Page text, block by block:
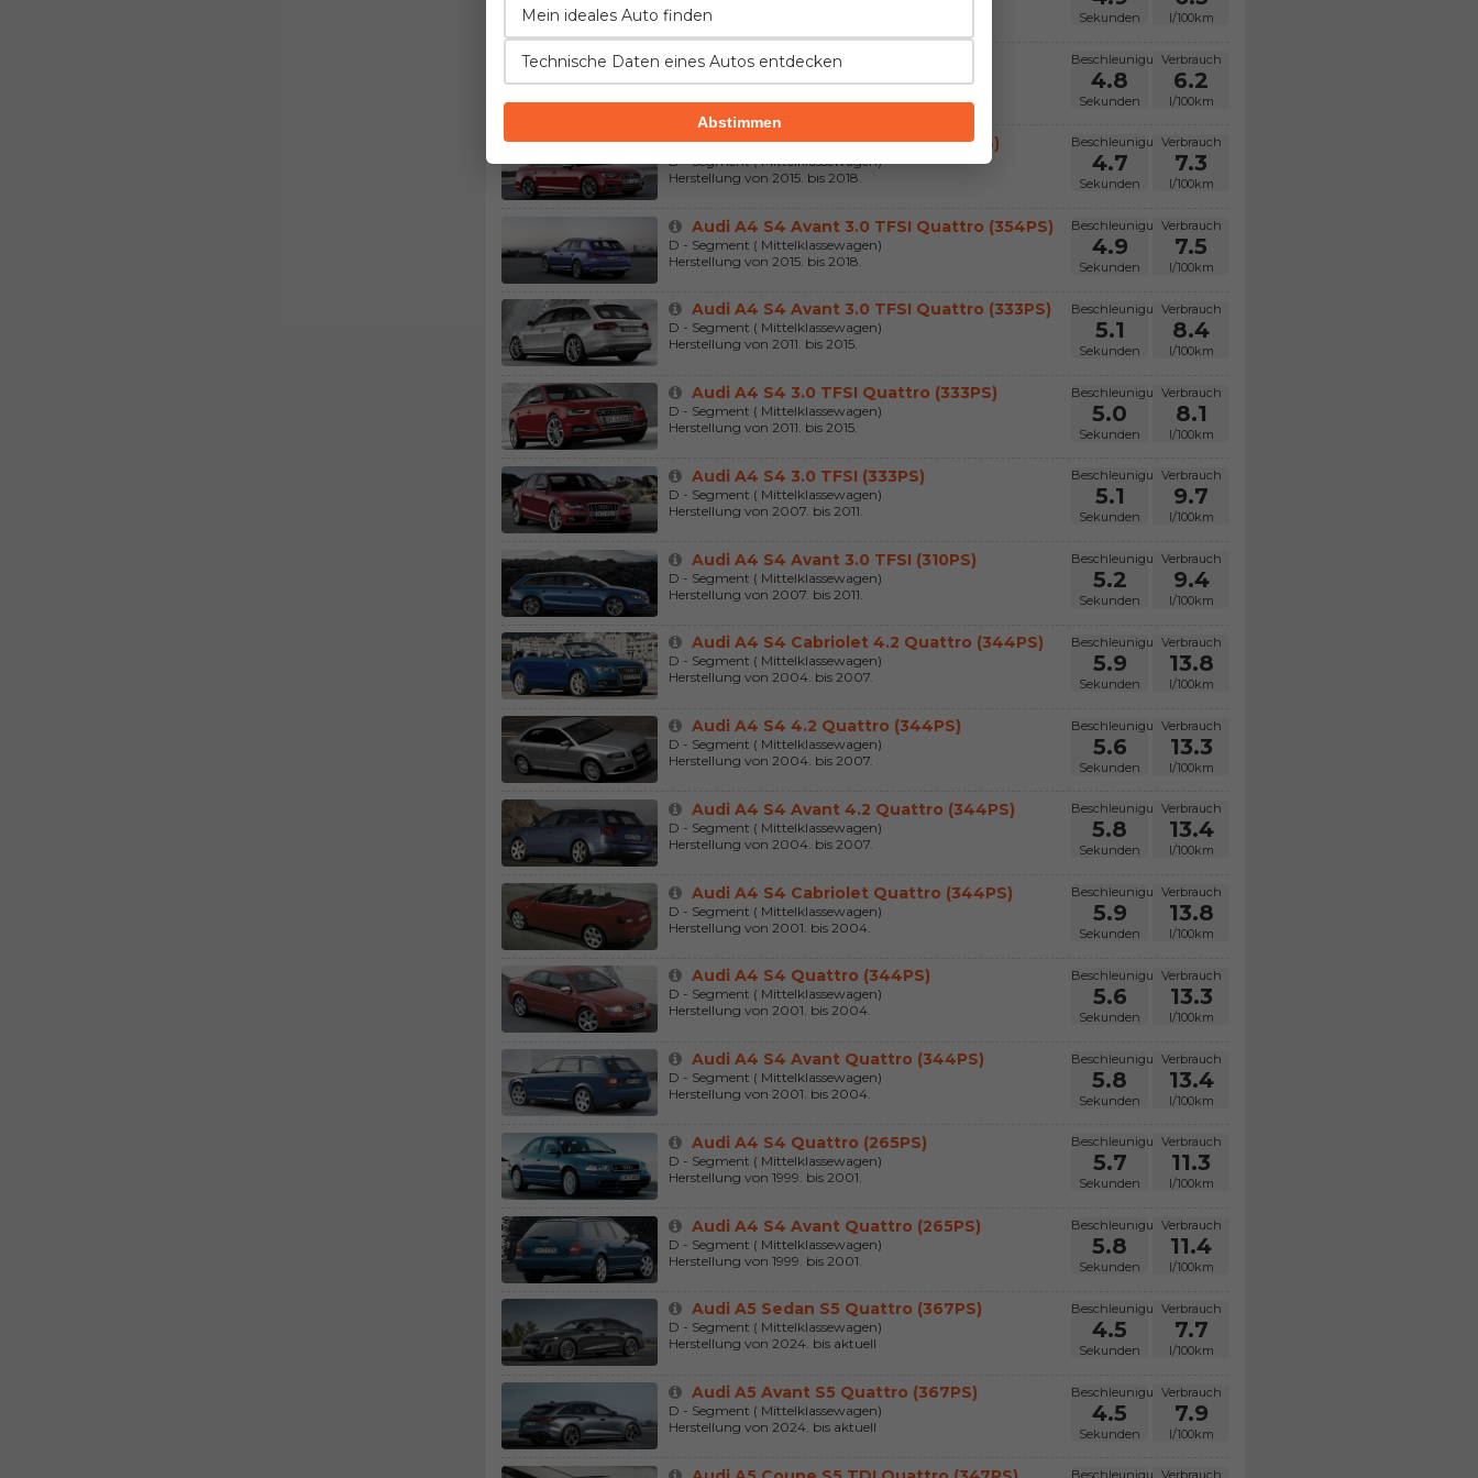
Sekunden l/100km
Herstellung von 2018. bis 2024.
Beschleunigung
4.8
Sekunden
Verbrauch
6.2
l/100km
Audi A4 S4 TDI quattro (347PS)
Beschleunigung
4.7
Sekunden
Verbrauch
7.3
l/100km
Audi A4 S4 3.0 TFSI Quattro (354PS)
D - Segment ( Mittelklassewagen)
Herstellung von 2015. bis 2018.
Beschleunigung
4.9
Sekunden
Verbrauch
7.5
l/100km
Audi A4 S4 Avant 3.0 TFSI Quattro (354PS)
D - Segment ( Mittelklassewagen)
Herstellung von 2015. bis 2018.
Beschleunigung
5.1
Sekunden
Verbrauch
8.4
l/100km
Audi A4 S4 Avant 3.0 TFSI Quattro (333PS)
D - Segment ( Mittelklassewagen)
Herstellung von 2011. bis 2015.
Beschleunigung
5.0
Sekunden
Verbrauch
8.1
l/100km
Audi A4 S4 3.0 TFSI Quattro (333PS)
D - Segment ( Mittelklassewagen)
Herstellung von 2011. bis 2015.
Beschleunigung
5.1
Sekunden
Verbrauch
9.7
l/100km
Audi A4 S4 3.0 TFSI (333PS)
D - Segment ( Mittelklassewagen)
Herstellung von 2007. bis 2011.
Beschleunigung
5.2
Sekunden
Verbrauch
9.4
l/100km
Audi A4 S4 Avant 3.0 TFSI (310PS)
D - Segment ( Mittelklassewagen)
Herstellung von 2007. bis 2011.
Beschleunigung
5.9
Sekunden
Verbrauch
13.8
l/100km
Audi A4 S4 Cabriolet 4.2 Quattro (344PS)
D - Segment ( Mittelklassewagen)
Herstellung von 2004. bis 2007.
Beschleunigung
5.6
Sekunden
Verbrauch
13.3
l/100km
Audi A4 S4 4.2 Quattro (344PS)
D - Segment ( Mittelklassewagen)
Herstellung von 2004. bis 2007.
Beschleunigung
5.8
Sekunden
Verbrauch
13.4
l/100km
Audi A4 S4 Avant 4.2 Quattro (344PS)
D - Segment ( Mittelklassewagen)
Herstellung von 2004. bis 2007.
Beschleunigung
5.9
Sekunden
Verbrauch
13.8
l/100km
Audi A4 S4 Cabriolet Quattro (344PS)
D - Segment ( Mittelklassewagen)
Herstellung von 2001. bis 2004.
Beschleunigung
5.6
Sekunden
Verbrauch
13.3
l/100km
Audi A4 S4 Quattro (344PS)
D - Segment ( Mittelklassewagen)
Herstellung von 2001. bis 2004.
Beschleunigung
5.8
Sekunden
Verbrauch
13.4
l/100km
Audi A4 S4 Avant Quattro (344PS)
D - Segment ( Mittelklassewagen)
Herstellung von 2001. bis 2004.
Beschleunigung
5.7
Sekunden
Verbrauch
11.3
l/100km
Audi A4 S4 Quattro (265PS)
D - Segment ( Mittelklassewagen)
Herstellung von 1999. bis 2001.
Beschleunigung
5.8
Sekunden
Verbrauch
11.4
l/100km
Audi A4 S4 Avant Quattro (265PS)
D - Segment ( Mittelklassewagen)
Herstellung von 1999. bis 2001.
Beschleunigung
4.5
Sekunden
Verbrauch
7.7
l/100km
Audi A5 Sedan S5 Quattro (367PS)
D - Segment ( Mittelklassewagen)
Herstellung von 2024. bis aktuell
Beschleunigung
4.5
Sekunden
Verbrauch
7.9
l/100km
Audi A5 Avant S5 Quattro (367PS)
D - Segment ( Mittelklassewagen)
Herstellung von 2024. bis aktuell
Mein ideales Auto finden
Technische Daten eines Autos entdecken
Abstimmen